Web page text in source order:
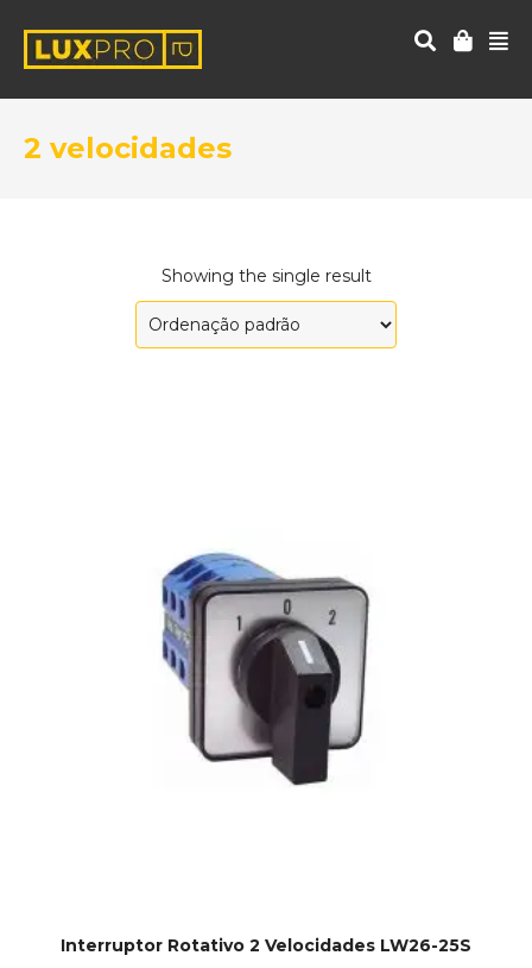
2 velocidades
Showing the single result
Interruptor Rotativo 2 Velocidades LW26-25S